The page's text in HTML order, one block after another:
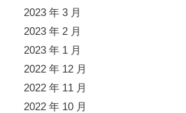
2023 年 3 月
2023 年 2 月
2023 年 1 月
2022 年 12 月
2022 年 11 月
2022 年 10 月